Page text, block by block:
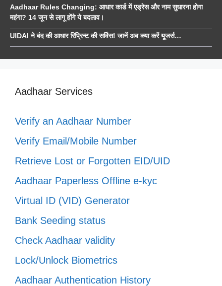
Aadhaar Rules Changing: आधार कार्ड में एड्रेस और नाम सुधारना होगा
महंगा? 14 जून से लागू होंगे ये बदलाव।
UIDAI ने बंद की आधार रिप्रिन्ट की सर्विस! जानें अब क्या करें यूजर्स…
Aadhaar Services
Verify an Aadhaar Number
Verify Email/Mobile Number
Retrieve Lost or Forgotten EID/UID
Aadhaar Paperless Offline e-kyc
Virtual ID (VID) Generator
Bank Seeding status
Check Aadhaar validity
Lock/Unlock Biometrics
Aadhaar Authentication History